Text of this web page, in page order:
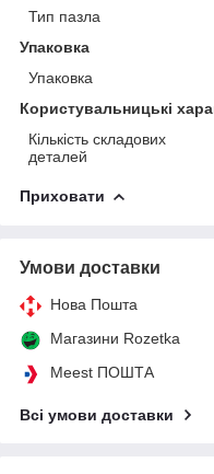
Тип пазла
Упаковка
Упаковка
Користувальницькі
Кількість складових
деталей
Приховати
Умови доставки
Нова Пошта
Магазини Rozetka
Meest ПОШТА
Всі умови доставки